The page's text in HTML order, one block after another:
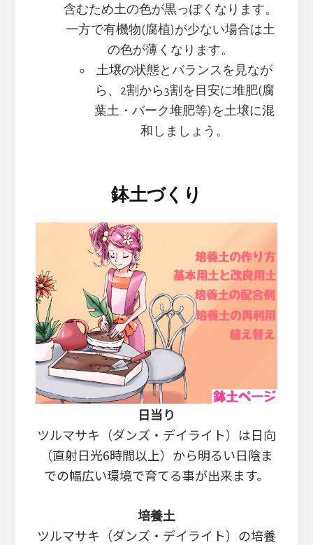
含むため土の色が黒っぽくなります。
一方で有機物(腐植)が少ない場合は土
の色が薄くなります。
土壌の状態とバランスを見なが
ら、2割から3割を目安に堆肥(腐
葉土・バーク堆肥等)を土壌に混
和しましょう。
鉢土づくり
日当り
ツルマサキ（ダンズ・デイライト）は日向
（直射日光6時間以上）から明るい日陰ま
での幅広い環境で育てる事が出来ます。
培養土
ツルマサキ（ダンズ・デイライト）の培養